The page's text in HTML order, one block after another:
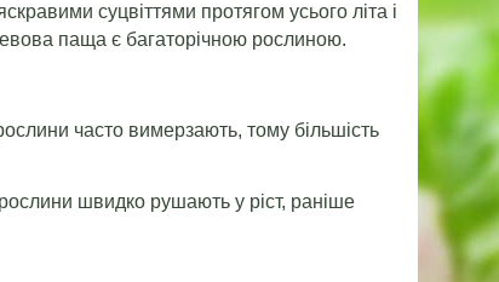
суцвіттями протягом усього літа і
паща є багаторічною рослиною.
часто вимерзають, тому більшість
швидко рушають у ріст, раніше